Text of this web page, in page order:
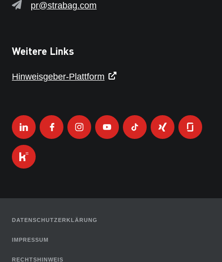
pr@strabag.com
Weitere Links
Hinweisgeber-Plattform
DATENSCHUTZERKLÄRUNG
IMPRESSUM
RECHTSHINWEIS